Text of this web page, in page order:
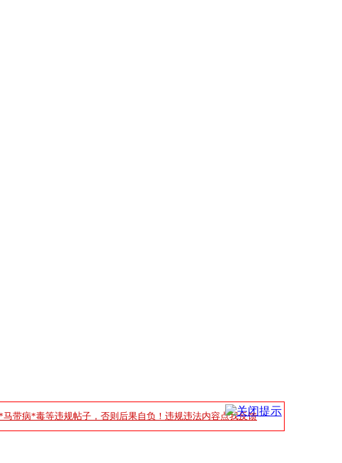
带病*毒等违规帖子，否则后果自负！违规违法内容点我反馈